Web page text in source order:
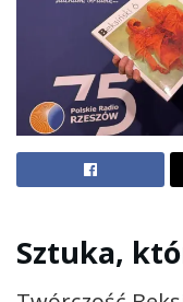
Sztuka,